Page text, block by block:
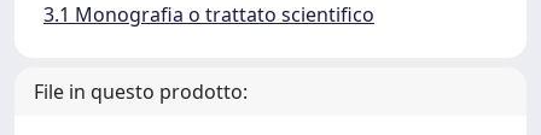
3.1 Monografia o trattato scientifico
File in questo prodotto: